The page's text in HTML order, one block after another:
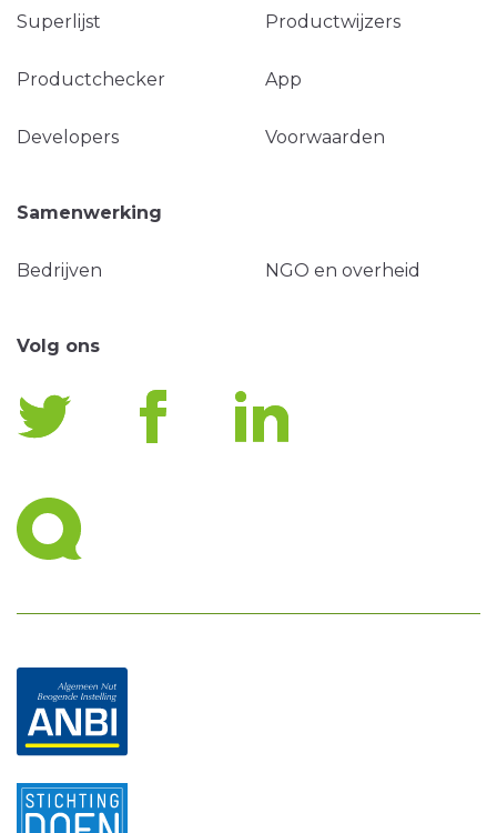
Superlijst Productwijzers
Productchecker App
Developers Voorwaarden
Samenwerking
Bedrijven NGO en overheid
Volg ons